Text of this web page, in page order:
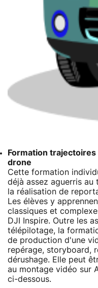
Formation
drone
Cette formation
déjà assez aguerris
la réalisation de
Les élèves y
classiques et
DJI Inspire. Outre les
télépilotage, la
de production d'une
repérage, storyboard,
dérushage. Elle peut
au montage vidéo sur
ci-dessous.